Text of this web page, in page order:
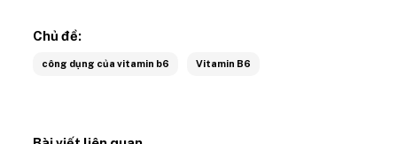
Chủ đề:
công dụng của vitamin b6 Vitamin B6